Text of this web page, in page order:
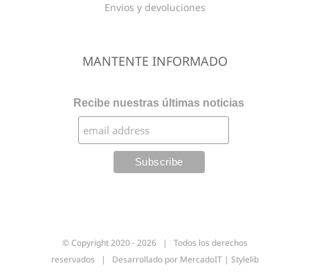
Envios y devoluciones
MANTENTE INFORMADO
Recibe nuestras últimas noticias
© Copyright 2020 -2026 | Todos los derechos
reservados | Desarrollado por MercadoIT | Stylelib